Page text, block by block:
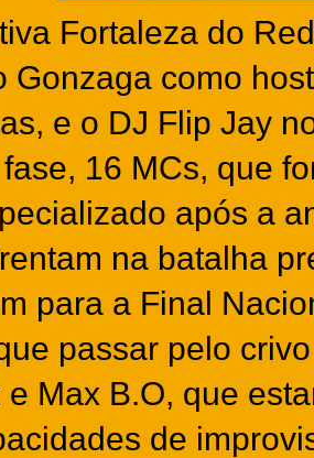
Fortaleza do
Gonzaga como
e o DJ Flip Jay
16 MCs, que
após a
na batalha
para a Final
passar pelo
e Max B.O, que
de